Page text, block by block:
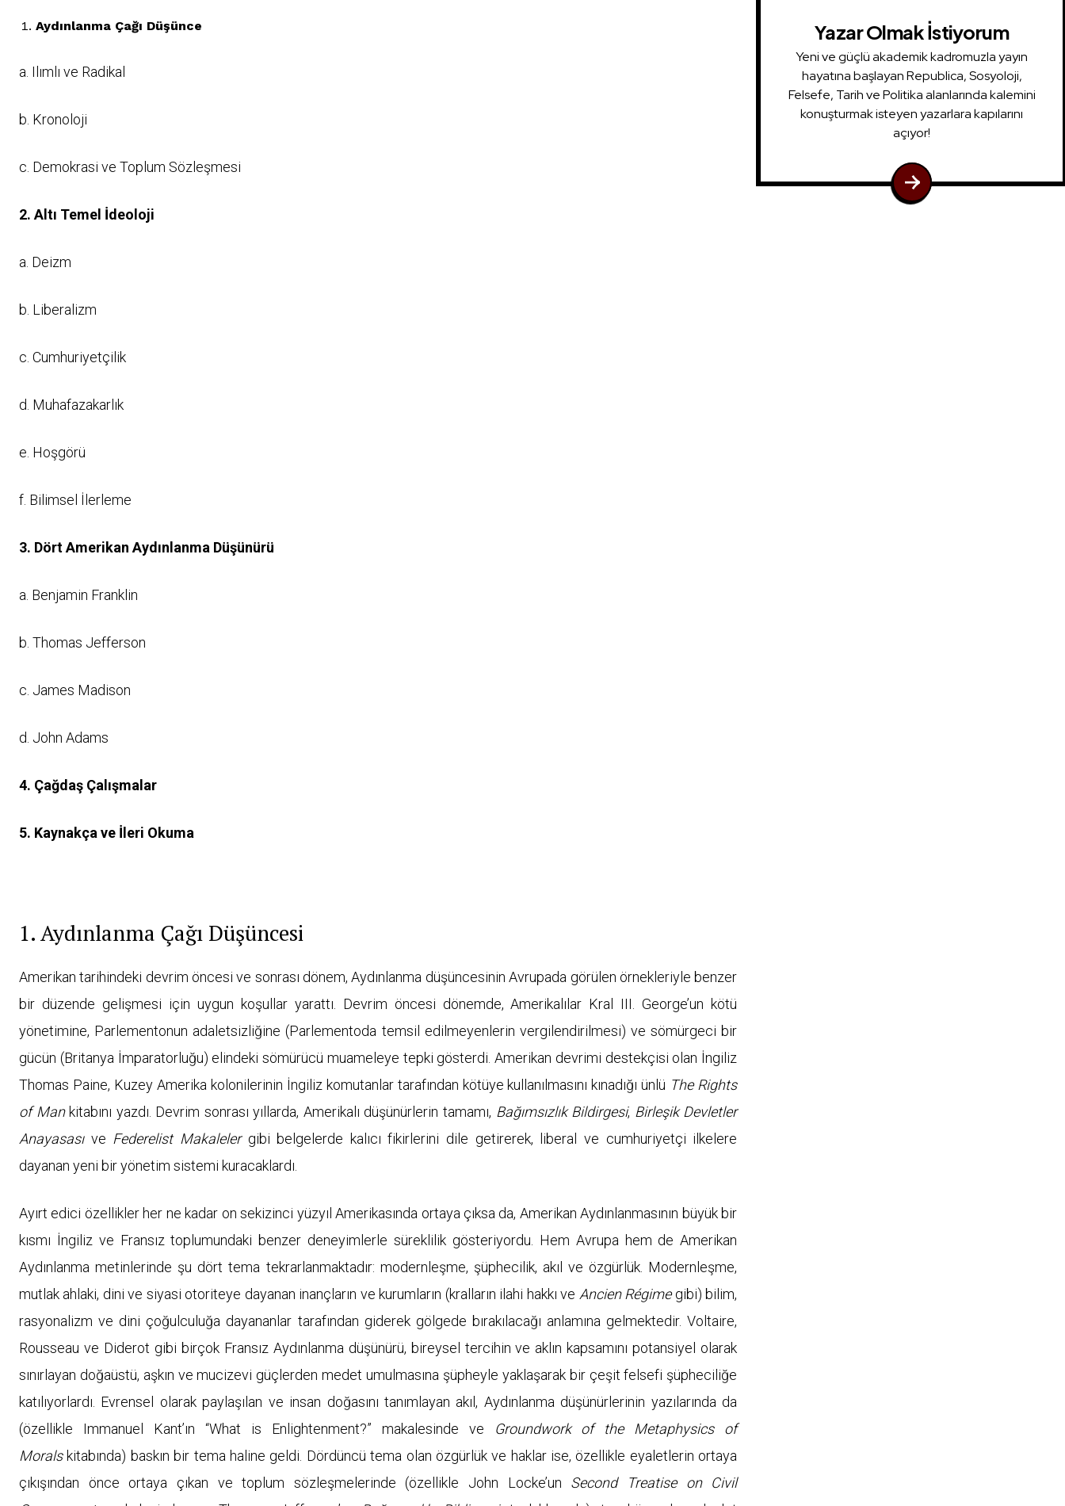
Aydınlanma Çağı Düşünce
a. Ilımlı ve Radikal
b. Kronoloji
c. Demokrasi ve Toplum Sözleşmesi
2. Altı Temel İdeoloji
a. Deizm
b. Liberalizm
c. Cumhuriyetçilik
d. Muhafazakarlık
e. Hoşgörü
f. Bilimsel İlerleme
3. Dört Amerikan Aydınlanma Düşünürü
a. Benjamin Franklin
b. Thomas Jefferson
c. James Madison
d. John Adams
4. Çağdaş Çalışmalar
5. Kaynakça ve İleri Okuma
1. Aydınlanma Çağı Düşüncesi
Amerikan tarihindeki devrim öncesi ve sonrası dönem, Aydınlanma düşüncesinin Avrupada görülen örnekleriyle benzer
bir düzende gelişmesi için uygun koşullar yarattı. Devrim öncesi dönemde, Amerikalılar Kral III. George’un kötü
yönetimine, Parlementonun adaletsizliğine (Parlementoda temsil edilmeyenlerin vergilendirilmesi) ve sömürgeci bir
gücün (Britanya İmparatorluğu) elindeki sömürücü muameleye tepki gösterdi. Amerikan devrimi destekçisi olan İngiliz
Thomas Paine, Kuzey Amerika kolonilerinin İngiliz komutanlar tarafından kötüye kullanılmasını kınadığı ünlü The Rights
of Mankitabını yazdı. Devrim sonrası yıllarda, Amerikalı düşünürlerin tamamı, Bağımsızlık Bildirgesi, Birleşik Devletler
Anayasasıve Federelist Makalelergibi belgelerde kalıcı fikirlerini dile getirerek, liberal ve cumhuriyetçi ilkelere
dayanan yeni bir yönetim sistemi kuracaklardı.
Ayırt edici özellikler her ne kadar on sekizinci yüzyıl Amerikasında ortaya çıksa da, Amerikan Aydınlanmasının büyük bir
kısmı İngiliz ve Fransız toplumundaki benzer deneyimlerle süreklilik gösteriyordu. Hem Avrupa hem de Amerikan
Aydınlanma metinlerinde şu dört tema tekrarlanmaktadır: modernleşme, şüphecilik, akıl ve özgürlük. Modernleşme,
mutlak ahlaki, dini ve siyasi otoriteye dayanan inançların ve kurumların (kralların ilahi hakkı ve Ancien Régimegibi) bilim,
rasyonalizm ve dini çoğulculuğa dayananlar tarafından giderek gölgede bırakılacağı anlamına gelmektedir. Voltaire,
Rousseau ve Diderot gibi birçok Fransız Aydınlanma düşünürü, bireysel tercihin ve aklın kapsamını potansiyel olarak
sınırlayan doğaüstü, aşkın ve mucizevi güçlerden medet umulmasına şüpheyle yaklaşarak bir çeşit felsefi şüpheciliğe
katılıyorlardı. Evrensel olarak paylaşılan ve insan doğasını tanımlayan akıl, Aydınlanma düşünürlerinin yazılarında da
(özellikle Immanuel Kant’ın “What is Enlightenment?” makalesinde ve
Groundwork of the Metaphysics of
Morals kitabında) baskın bir tema haline geldi. Dördüncü tema olan özgürlük ve haklar ise, özellikle eyaletlerin ortaya
çıkışından önce ortaya çıkan ve toplum sözleşmelerinde (özellikle John Locke’un Second Treatise on Civil
Yazar Olmak İstiyorum
Yeni ve güçlü akademik kadromuzla yayın
hayatına başlayan Republica, Sosyoloji,
Felsefe, Tarih ve Politika alanlarında kalemini
konuşturmak isteyen yazarlara kapılarını
açıyor!